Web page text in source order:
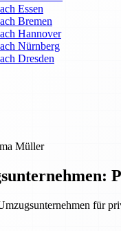
Essen
Bremen
Hannover
Nürnberg
Dresden
Müller
für